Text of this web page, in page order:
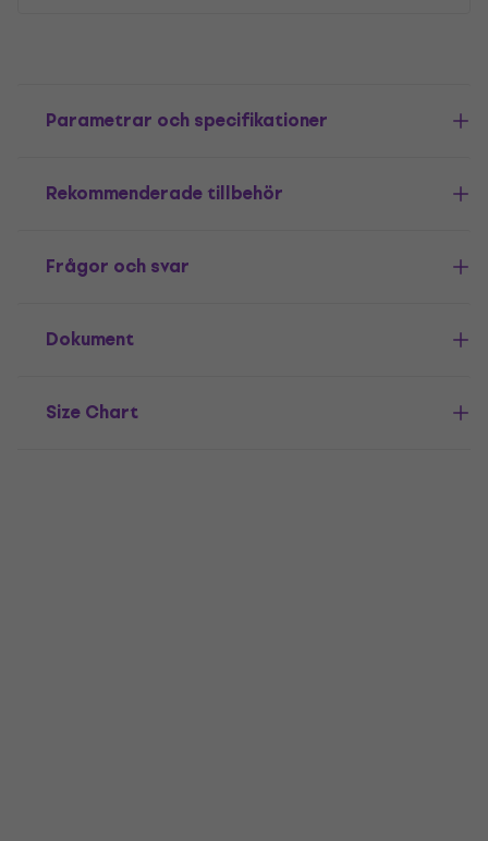
Parametrar och specifikationer
Rekommenderade tillbehör
Frågor och svar
Dokument
Size Chart